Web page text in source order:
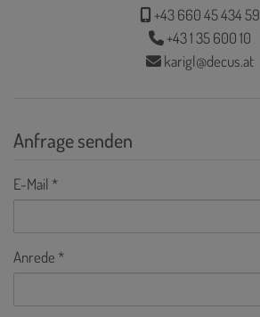
+43 660 45 434 59
+43 1 35 600 10
karigl@decus.at
Anfrage senden
E-Mail
Anrede